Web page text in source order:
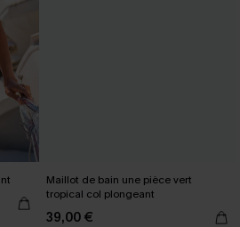
Maillot de bain une pièce vert
tropical col plongeant
39,00 €